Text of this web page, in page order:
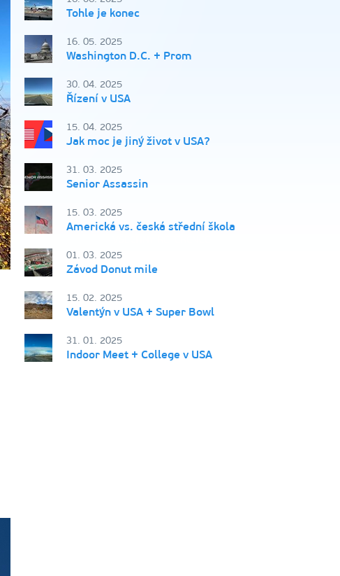
Tohle je konec
16. 05. 2025
Washington D.C. + Prom
30. 04. 2025
Řízení v USA
15. 04. 2025
Jak moc je jiný život v USA?
31. 03. 2025
Senior Assassin
15. 03. 2025
Americká vs. česká střední škola
01. 03. 2025
Závod Donut mile
15. 02. 2025
Valentýn v USA + Super Bowl
31. 01. 2025
Indoor Meet + College v USA